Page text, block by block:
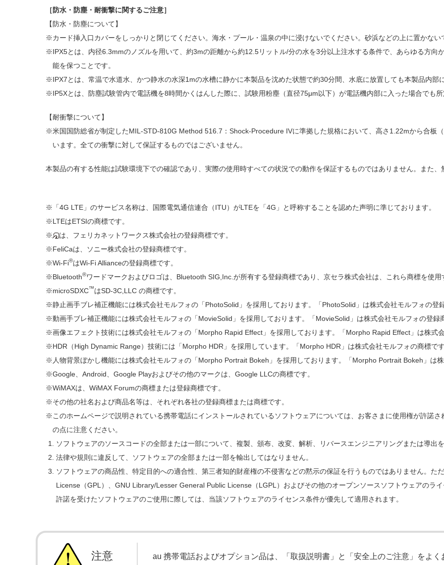
［防水・防塵・耐衝撃に関するご注意］
【防水・防塵について】
カード挿入口カバーをしっかりと閉じてください。海水・プール・温泉の中に浸けないでください。砂浜などの上に置かない
IPX5とは、内径6.3mmのノズルを用いて、約3mの距離から約12.5リットル/分の水を3分以上注水する条件で、あらゆる方向
能を保つことです。
IPX7とは、常温で水道水、かつ静水の水深1mの水槽に静かに本製品を沈めた状態で約30分間、水底に放置しても本製品内部
IP5Xとは、防塵試験管内で電話機を8時間かくはんした際に、試験用粉塵（直径75μm以下）が電話機内部に入った場合でも所
【耐衝撃について】
米国国防総省が制定したMIL-STD-810G Method 516.7：Shock-Procedure IVに準拠した規格において、高さ1.22mから合板
います。全ての衝撃に対して保証するものではございません。
本製品の有する性能は試験環境下での確認であり、実際の使用時すべての状況での動作を保証するものではありません。また、
「4G LTE」のサービス名称は、国際電気通信連合（ITU）がLTEを「4G」と呼称することを認めた声明に準じております。
LTEはETSIの商標です。
は、フェリカネットワークス株式会社の登録商標です。
FeliCaは、ソニー株式会社の登録商標です。
Wi-Fi®はWi-Fi Allianceの登録商標です。
Bluetooth®ワードマークおよびロゴは、Bluetooth SIG,Inc.が所有する登録商標であり、京セラ株式会社は、これら商標を使用
microSDXC™はSD-3C,LLC の商標です。
静止画手ブレ補正機能には株式会社モルフォの「PhotoSolid」を採用しております。「PhotoSolid」は株式会社モルフォの登
動画手ブレ補正機能には株式会社モルフォの「MovieSolid」を採用しております。「MovieSolid」は株式会社モルフォの登録
画像エフェクト技術には株式会社モルフォの「Morpho Rapid Effect」を採用しております。「Morpho Rapid Effect」は株式
HDR（High Dynamic Range）技術には「Morpho HDR」を採用しています。「Morpho HDR」は株式会社モルフォの商標です
人物背景ぼかし機能には株式会社モルフォの「Morpho Portrait Bokeh」を採用しております。「Morpho Portrait Bokeh」は株
Google、Android、Google Playおよびその他のマークは、Google LLCの商標です。
WiMAXは、WiMAX Forumの商標または登録商標です。
その他の社名および商品名等は、それぞれ各社の登録商標または商標です。
このホームページで説明されている携帯電話にインストールされているソフトウェアについては、お客さまに使用権が許諾
の点に注意ください。
ソフトウェアのソースコードの全部または一部について、複製、頒布、改変、解析、リバースエンジニアリングまたは導出
法律や規則に違反して、ソフトウェアの全部または一部を輸出してはなりません。
ソフトウェアの商品性、特定目的への適合性、第三者知的財産権の不侵害などの黙示の保証を行うものではありません。た
License（GPL）、GNU Library/Lesser General Public License（LGPL）およびその他のオープンソースソフトウェアのラ
許諾を受けたソフトウェアのご使用に際しては、当該ソフトウェアのライセンス条件が優先して適用されます。
注意 au 携帯電話およびオプション品は、「取扱説明書」と「安全上のご注意」をよく